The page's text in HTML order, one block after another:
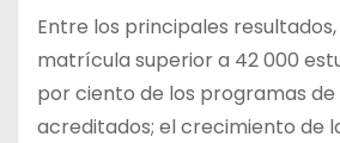
Entre los principales
matrícula superior a 42 000
por ciento de los programas
acreditados; el crecimiento de